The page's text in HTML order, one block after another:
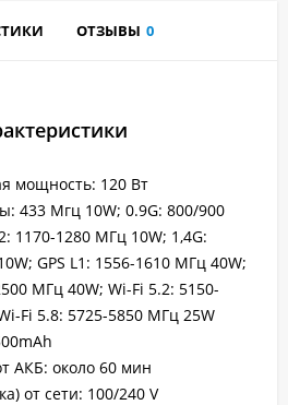
ОТЗЫВЫ 0
мощность: 120 Вт
433 Мгц 10W; 0.9G: 800/900
1170-1280 МГц 10W; 1,4G:
GPS L1: 1556-1610 МГц 40W;
МГц 40W; Wi-Fi 5.2: 5150-
Fi 5.8: 5725-5850 МГц 25W
АКБ: около 60 мин
от сети: 100/240 V